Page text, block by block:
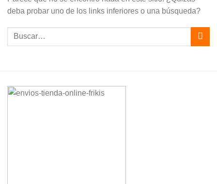
deba probar uno de los links inferiores o una búsqueda?